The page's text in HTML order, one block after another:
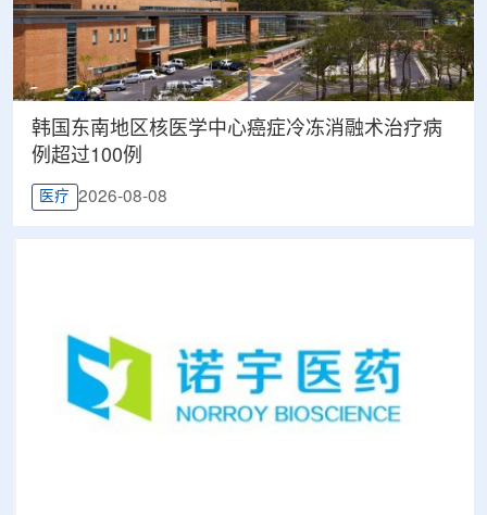
韩国东南地区核医学中心癌症冷冻消融术治疗病
例超过100例
医疗 2026-08-08